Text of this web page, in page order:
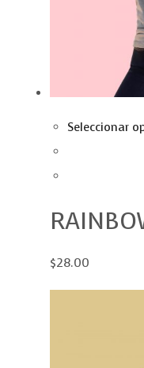
Seleccionar
$28.00